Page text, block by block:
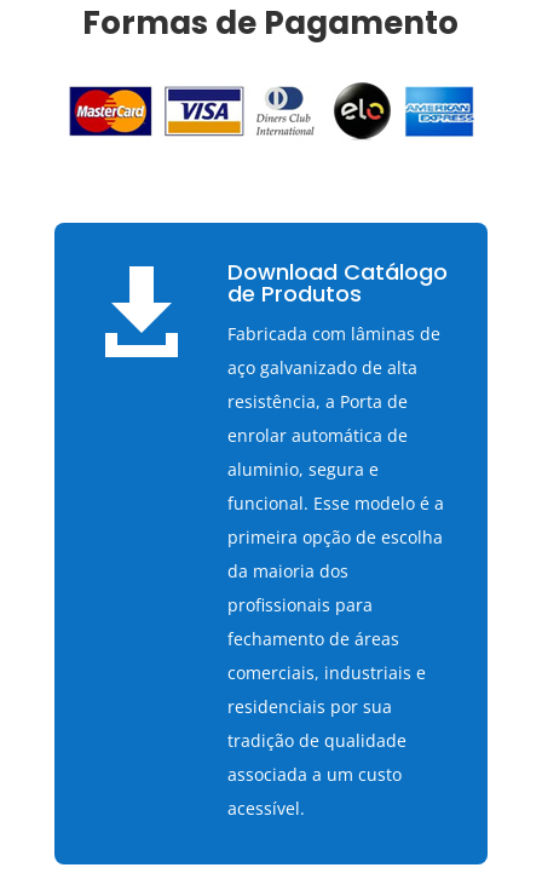
Formas de Pagamento
 Download Catálogo
de Produtos
Fabricada com lâminas de
aço galvanizado de alta
resistência, a Porta de
enrolar automática de
aluminio, segura e
funcional. Esse modelo é a
primeira opção de escolha
da maioria dos
profissionais para
fechamento de áreas
comerciais, industriais e
residenciais por sua
tradição de qualidade
associada a um custo
acessível.